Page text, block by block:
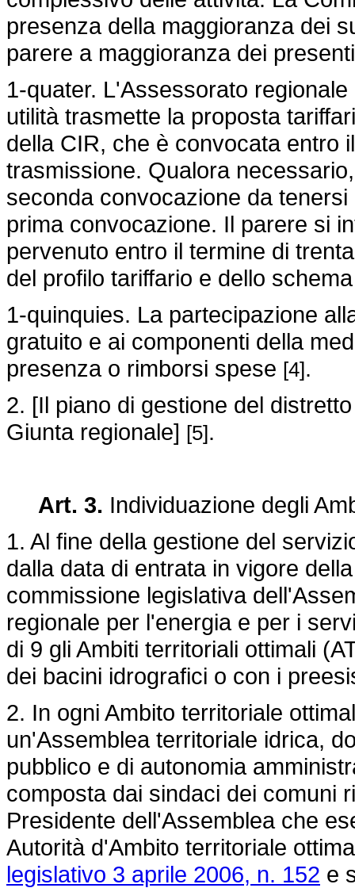
presenza della maggioranza dei
parere a maggioranza dei
1-quater. L'Assessorato
utilità trasmette la proposta
della CIR, che è convocata entro
trasmissione. Qualora
seconda convocazione da
prima convocazione. Il parere si
pervenuto entro il termine di
del profilo tariffario e dello
1-quinquies. La partecipazione
gratuito e ai componenti della
presenza o rimborsi spese [4].
2. [Il piano di gestione del
Giunta regionale] [5].
Art. 3. Individuazione degli
1. Al fine della gestione del
dalla data di entrata in vigore
commissione legislativa
regionale per l'energia e per i
di 9 gli Ambiti territoriali ottimali
dei bacini idrografici o con i
2. In ogni Ambito territoriale
un'Assemblea territoriale idrica,
pubblico e di autonomia
composta dai sindaci dei comuni
Presidente dell'Assemblea che
Autorità d'Ambito territoriale
legislativo 3 aprile 2006, n. 152 e